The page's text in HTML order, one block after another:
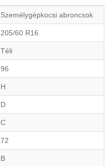
Személygépkocsi abroncsok
205/60 R16
Téli
96
H
D
C
72
B